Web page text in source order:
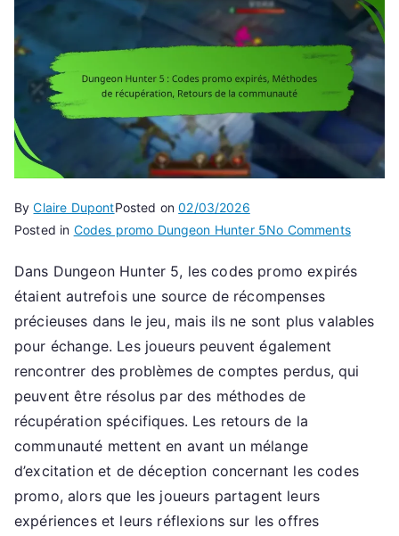
ByClaire DupontPosted on02/03/2026
Posted in Codes promo Dungeon Hunter 5No Commentson
Hunter
:
promo
Retours
Dans Dungeon Hunter 5, les codes promo expirés
étaient autrefois une source de récompenses
précieuses dans le jeu, mais ils ne sont plus valables
pour échange. Les joueurs peuvent également
rencontrer des problèmes de comptes perdus, qui
peuvent être résolus par des méthodes de
récupération spécifiques. Les retours de la
communauté mettent en avant un mélange
d’excitation et de déception concernant les codes
promo, alors que les joueurs partagent leurs
expériences et leurs réflexions sur les offres